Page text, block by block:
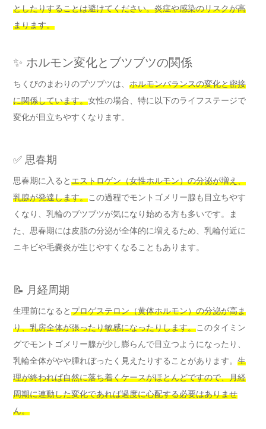
としたりすることは避けてください。炎症や感染のリスクが高
まります。
✨ ホルモン変化とブツブツの関係
ちくびのまわりのブツブツは、 ホルモンバランスの変化と密接
に関係しています。女性の場合、特に以下のライフステージで
変化が目立ちやすくなります。
✅ 思春期
思春期に入るとエストロゲン（女性ホルモン）の分泌が増え、
乳腺が発達します。この過程でモントゴメリー腺も目立ちやす
くなり、乳輪のブツブツが気になり始める方も多いです。ま
た、思春期には皮脂の分泌が全体的に増えるため、乳輪付近に
ニキビや毛嚢炎が生じやすくなることもあります。
📝 月経周期
生理前になるとプロゲステロン（黄体ホルモン）の分泌が高ま
り、乳房全体が張ったり敏感になったりします。このタイミン
グでモントゴメリー腺が少し膨らんで目立つようになったり、
乳輪全体がやや腫れぼったく見えたりすることがあります。 生
理が終われば自然に落ち着くケースがほとんどですので、月経
周期に連動した変化であれば過度に心配する必要はありませ
ん。